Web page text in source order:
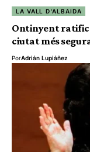
LA VALL D'ALBAIDA
Ontinyent
ciutat més
PorAdrián Lupiáñez